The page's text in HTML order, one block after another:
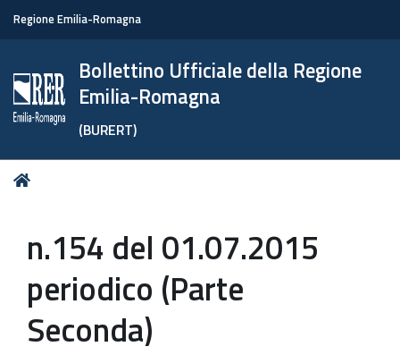
Regione Emilia-Romagna
Bollettino Ufficiale della Regione
Emilia-Romagna
(BURERT)
Tu
n.154 del 01.07.2015
periodico (Parte
Seconda)